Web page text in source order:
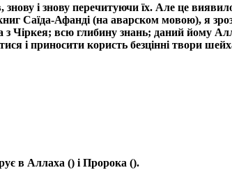
і знову перечитуючи їх. Але це
Саїда-Афанді (на аварском мовою), я
з Чіркея; всю глибину знань; даний йому
і приносити користь безцінні твори
в Аллаха () і Пророка ().